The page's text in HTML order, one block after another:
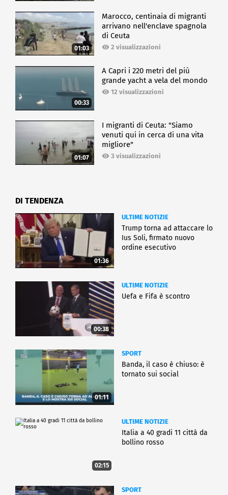
01:03
Marocco, centinaia di migranti
arrivano nell'enclave spagnola
di Ceuta
2 visualizzazioni
00:33
A Capri i 220 metri del più
grande yacht a vela del mondo
12 visualizzazioni
01:07
I migranti di Ceuta: "Siamo
venuti qui in cerca di una vita
migliore"
3 visualizzazioni
DI TENDENZA
01:36
ULTIME NOTIZIE
Trump torna ad attaccare lo
Ius Soli, firmato nuovo
ordine esecutivo
00:38
ULTIME NOTIZIE
Uefa e Fifa è scontro
01:11
SPORT
Banda, il caso è chiuso: è
tornato sui social
02:15
ULTIME NOTIZIE
Italia a 40 gradi 11 città da
bollino rosso
SPORT